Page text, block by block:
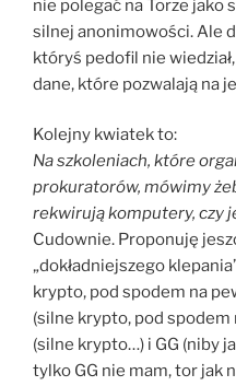
nie polegać na Torze jako
silnej anonimowości. Ale
któryś pedofil nie
dane, które pozwalają na
Kolejny kwiatek to:
Na szkoleniach, które
prokuratorów, mówimy
rekwirują komputery, czy
Cudownie. Proponuję
„dokładniejszego
krypto, pod spodem na
(silne krypto, pod spodem
(silne krypto…) i GG (niby
tylko GG nie mam, tor jak